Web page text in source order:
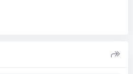
shortcut